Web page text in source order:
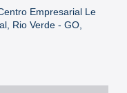
Empresarial Le
Rio Verde - GO,